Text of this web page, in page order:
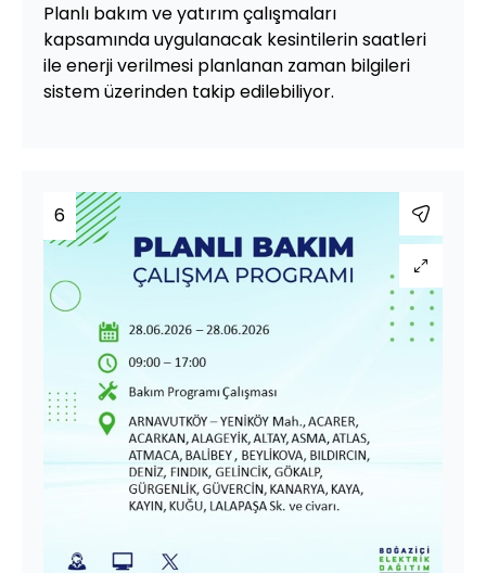
Planlı bakım ve yatırım çalışmaları
kapsamında uygulanacak kesintilerin saatleri
ile enerji verilmesi planlanan zaman bilgileri
sistem üzerinden takip edilebiliyor.
6